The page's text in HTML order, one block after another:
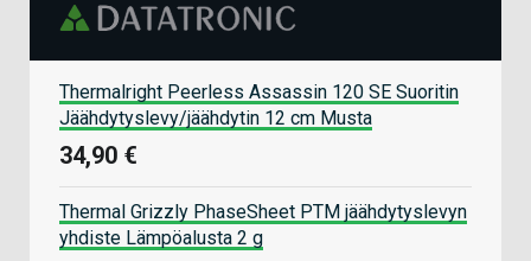
Thermalright Peerless Assassin 120 SE Suoritin
Jäähdytyslevy/jäähdytin 12 cm Musta
34,90 €
Thermal Grizzly PhaseSheet PTM jäähdytyslevyn
yhdiste Lämpöalusta 2 g